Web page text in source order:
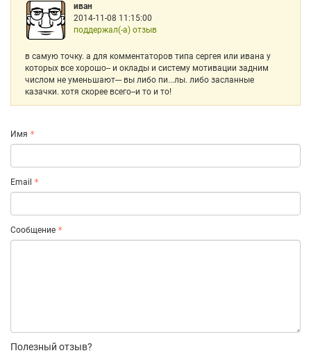
иван
2014-11-08 11:15:00
поддержал(-а) отзыв
в самую точку. а для комментаторов типа сергея или ивана у
которых все хорошо-- и оклады и систему мотивации задним
числом не уменьшают--- вы либо пи...лы. либо засланные
казачки. хотя скорее всего--и то и то!
Имя
Email
Сообщение
Полезный отзыв?